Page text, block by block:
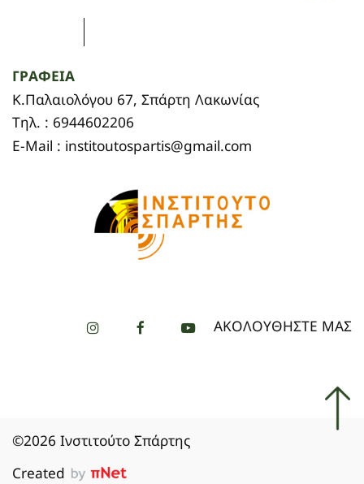
ΓΡΑΦΕΙΑ
Κ.Παλαιολόγου 67, Σπάρτη Λακωνίας
Τηλ. : 6944602206
E-Mail : institoutospartis@gmail.com
ΑΚΟΛΟΥΘΗΣΤΕ ΜΑΣ
©2026 Ινστιτούτο Σπάρτης
Created